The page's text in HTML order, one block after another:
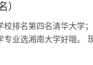
）
校排名第四名清华大学
业选湘南大学好哦。